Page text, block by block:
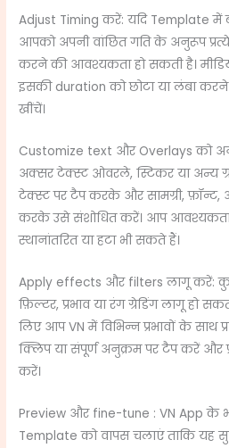
Adjust Timing करें: यदि Template में
आपको अपनी वांछित गति के अनुरूप
करने की आवश्यकता हो सकती है।
इसकी duration को छोटा या लंबा
खींचें।
Customize text और Overlays को
अक्सर टेक्स्ट ओवरले, स्टिकर या अन्य
टेक्स्ट पर टैप करके और सामग्री, फ़ॉन्ट,
करके उसे संशोधित करें। आप
स्थानांतरित या हटा भी सकते हैं।
Apply effects और filters लागू करें:
फ़िल्टर, प्रभाव या रंग ग्रेडिंग लागू हो
लिए आप VN में विभिन्न प्रभावों के साथ
क्लिप या संपूर्ण अनुक्रम पर टैप करें और
करें।
Preview और fine-tune : VN App के
Template को वापस चलाएं ताकि यह